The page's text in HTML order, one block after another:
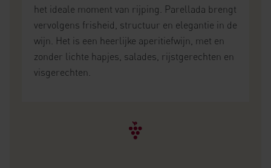
het ideale moment van rijping. Parellada brengt
vervolgens frisheid, structuur en elegantie in de
wijn. Het is een heerlijke aperitiefwijn, met en
zonder lichte hapjes, salades, rijstgerechten en
visgerechten.